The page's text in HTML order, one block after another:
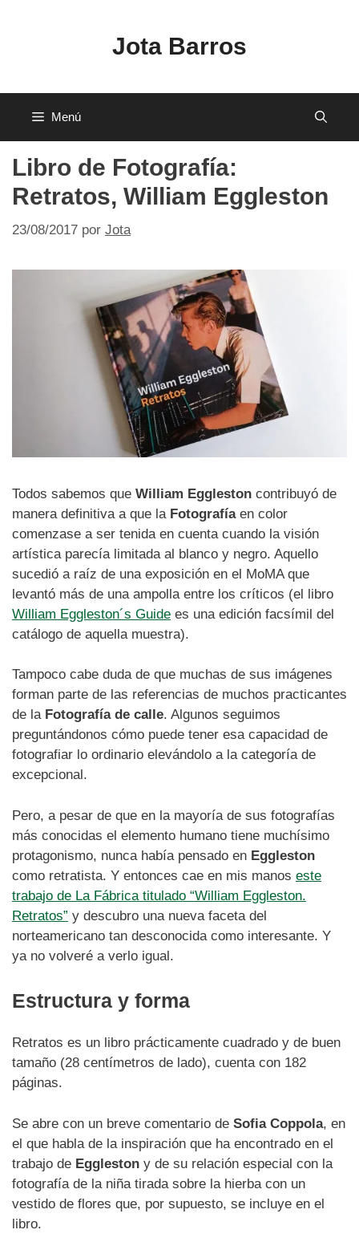
Jota Barros
Menú
Libro de Fotografía:
Retratos, William Eggleston
23/08/2017 por Jota
Todos sabemos que William Eggleston contribuyó de
manera definitiva a que la Fotografíaen color
comenzase a ser tenida en cuenta cuando la visión
artística parecía limitada al blanco y negro. Aquello
sucedió a raíz de una exposición en el MoMA que
levantó más de una ampolla entre los críticos (el libro
William Eggleston´s Guide es una edición facsímil del
catálogo de aquella muestra).
Tampoco cabe duda de que muchas de sus imágenes
forman parte de las referencias de muchos practicantes
de la Fotografía de calle. Algunos seguimos
preguntándonos cómo puede tener esa capacidad de
fotografiar lo ordinario elevándolo a la categoría de
excepcional.
Pero, a pesar de que en la mayoría de sus fotografías
más conocidas el elemento humano tiene muchísimo
protagonismo, nunca había pensado en Eggleston
como retratista. Y entonces cae en mis manos este
trabajo de La Fábrica titulado “William Eggleston.
Retratos” y descubro una nueva faceta del
norteamericano tan desconocida como interesante. Y
ya no volveré a verlo igual.
Estructura y forma
Retratos es un libro prácticamente cuadrado y de buen
tamaño (28 centímetros de lado), cuenta con 182
páginas.
Se abre con un breve comentario de Sofia Coppola, en
el que habla de la inspiración que ha encontrado en el
trabajo de Eggleston y de su relación especial con la
fotografía de la niña tirada sobre la hierba con un
vestido de flores que, por supuesto, se incluye en el
libro.